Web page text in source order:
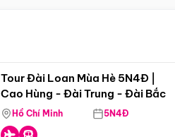
Tour Đài Loan Mùa Hè 5N4Đ |
Cao Hùng - Đài Trung - Đài Bắc
Hồ Chí Minh 5N4Đ